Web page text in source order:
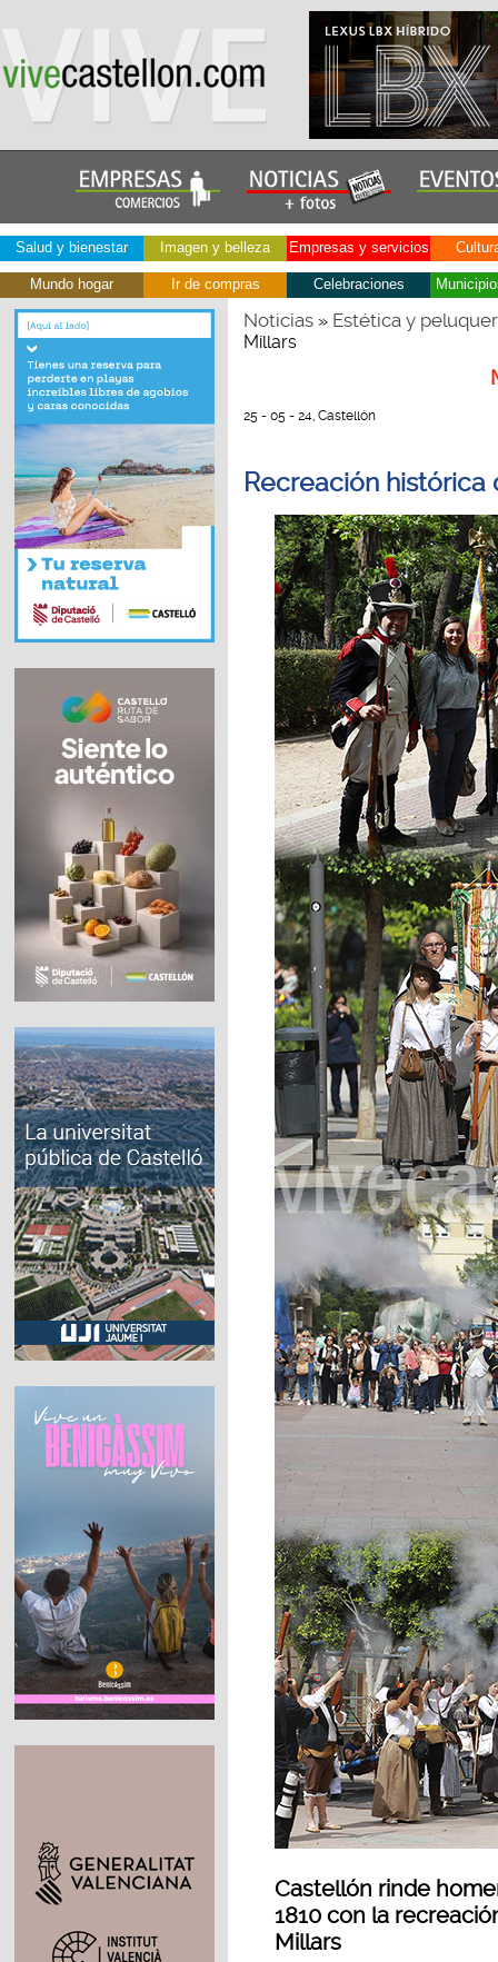
Salud y bienestar Imagen y belleza Empresas y servicios
Mundo hogar Ir de compras Celebraciones
Noticias» Estética y
Millars
25 - 05 - 24, Castellón
Recreación
Castellón rinde
1810 con la
Millars